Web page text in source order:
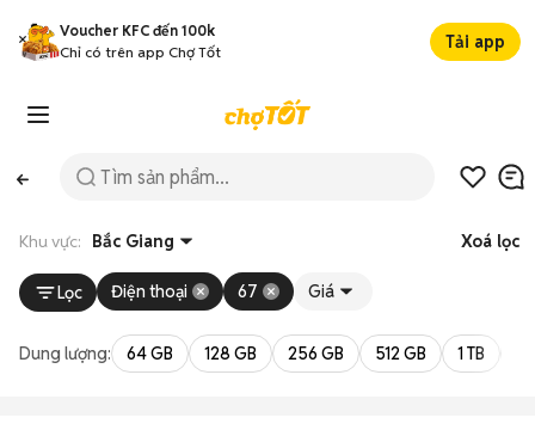
Voucher KFC đến 100k
Chỉ có trên app Chợ Tốt
Tải app
Khu vực: Bắc Giang Xoá lọc
Lọc Điện thoại 67 Giá
Dung lượng: 64 GB 128 GB 256 GB 512 GB 1 TB